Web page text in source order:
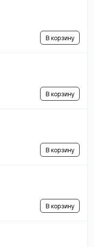
В корзину
В корзину
В корзину
В корзину